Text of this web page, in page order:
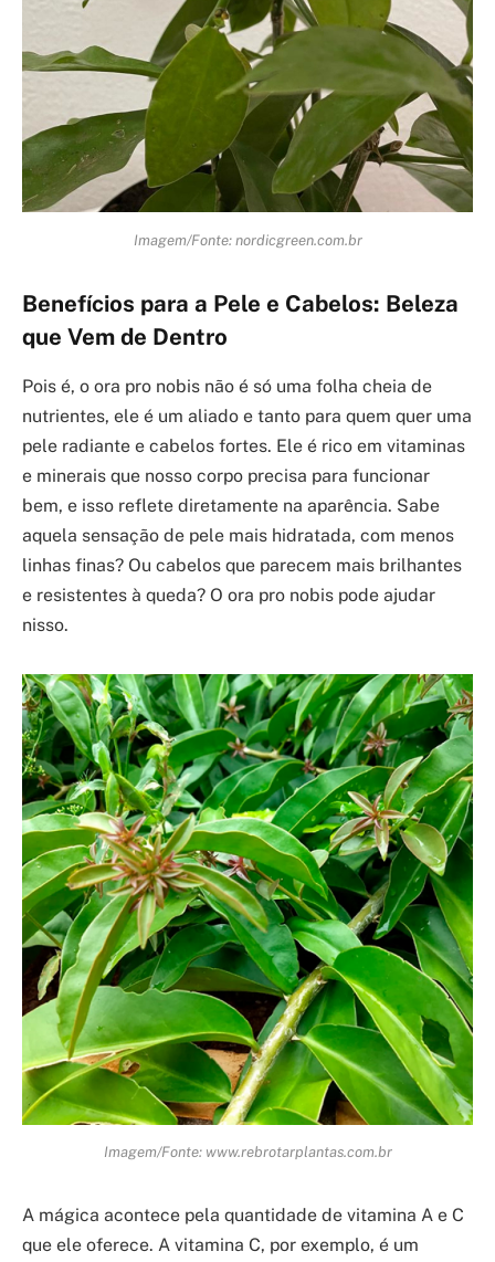
Imagem/Fonte: nordicgreen.com.br
Benefícios para a Pele e Cabelos: Beleza
que Vem de Dentro
Pois é, o ora pro nobis não é só uma folha cheia de
nutrientes, ele é um aliado e tanto para quem quer uma
pele radiante e cabelos fortes. Ele é rico em vitaminas
e minerais que nosso corpo precisa para funcionar
bem, e isso reflete diretamente na aparência. Sabe
aquela sensação de pele mais hidratada, com menos
linhas finas? Ou cabelos que parecem mais brilhantes
e resistentes à queda? O ora pro nobis pode ajudar
nisso.
Imagem/Fonte: www.rebrotarplantas.com.br
A mágica acontece pela quantidade de vitamina A e C
que ele oferece. A vitamina C, por exemplo, é um